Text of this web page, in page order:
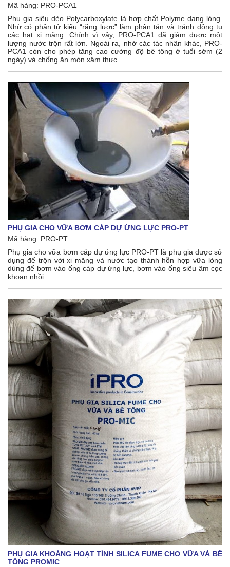
Mã hàng: PRO-PCA1
Phụ gia siêu dẻo Polycarboxylate là hợp chất Polyme dạng lỏng.
Nhờ có phân tử kiểu “răng lược” làm phân tán và tránh đông tụ
các hạt xi măng. Chính vì vậy, PRO-PCA1 đã giảm được một
lượng nước trộn rất lớn. Ngoài ra, nhờ các tác nhân khác, PRO-
PCA1 còn cho phép tăng cao cường độ bê tông ở tuổi sớm (2
ngày) và chống ăn mòn xâm thực.
PHỤ GIA CHO VỮA BƠM CÁP DỰ ỨNG LỰC PRO-PT
Mã hàng: PRO-PT
Phụ gia cho vữa bơm cáp dự ứng lực PRO-PT là phụ gia được sử
dụng để trộn với xi măng và nước tạo thành hỗn hợp vữa lỏng
dùng để bơm vào ống cáp dự ứng lực, bơm vào ống siêu âm cọc
khoan nhồi...
PHỤ GIA KHOÁNG HOẠT TÍNH SILICA FUME CHO VỮA VÀ BÊ
TÔNG PROMIC